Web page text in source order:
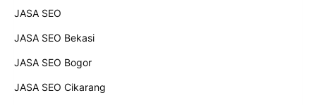
JASA SEO
JASA SEO Bekasi
JASA SEO Bogor
JASA SEO Cikarang